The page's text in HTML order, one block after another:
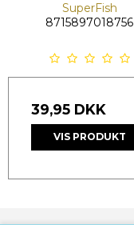
SuperFish
8715897018756
39,95 DKK
VIS PRODUKT